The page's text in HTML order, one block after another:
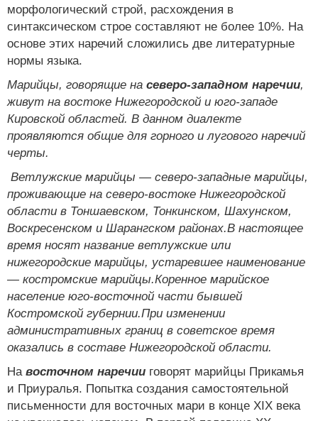
морфологический строй, расхождения в
синтаксическом строе составляют не более 10%. На
основе этих наречий сложились две литературные
нормы языка.
Марийцы, говорящие на северо-западном наречии,
живут на востоке Нижегородской и юго-западе
Кировской областей. В данном диалекте
проявляются общие для горного и лугового наречий
черты.
Ветлужские марийцы — северо-западные марийцы,
проживающие на северо-востоке Нижегородской
области в Тоншаевском, Тонкинском, Шахунском,
Воскресенском и Шарангском районах.В настоящее
время носят название ветлужские или
нижегородские марийцы, устаревшее наименование
— костромские марийцы.Коренное марийское
население юго-восточной части бывшей
Костромской губернии.При изменении
административных границ в советское время
оказались в составе Нижегородской области.
На восточном наречии говорят марийцы Прикамья
и Приуралья. Попытка создания самостоятельной
письменности для восточных мари в конце XIX века